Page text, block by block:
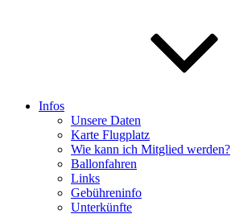
Infos
Unsere Daten
Karte Flugplatz
Wie kann ich Mitglied werden?
Ballonfahren
Links
Gebühreninfo
Unterkünfte